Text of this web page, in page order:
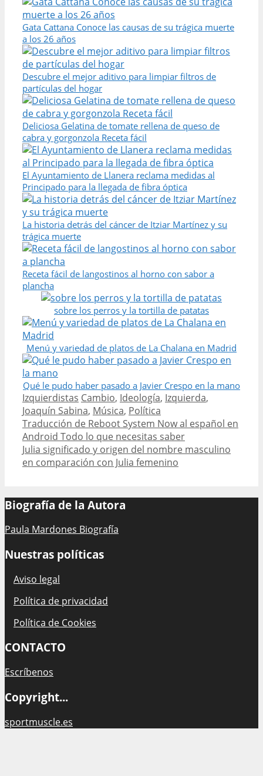
Gata Cattana Conoce las causas de su trágica muerte
a los 26 años
Descubre el mejor aditivo para limpiar filtros de
partículas del hogar
Deliciosa Gelatina de tomate rellena de queso de
cabra y gorgonzola Receta fácil
El Ayuntamiento de Llanera reclama medidas al
Principado para la llegada de fibra óptica
La historia detrás del cáncer de Itziar Martínez y su
trágica muerte
Receta fácil de langostinos al horno con sabor a
plancha
sobre los perros y la tortilla de patatas
Menú y variedad de platos de La Chalana en Madrid
Qué le pudo haber pasado a Javier Crespo en la mano
Categories
Izquierdistas Tags
Cambio, Ideología, Izquierda,
Joaquín Sabina, Música, Política
Post
navigation
Traducción de Reboot System Now al español en
Android Todo lo que necesitas saber
Julia significado y origen del nombre masculino
en comparación con Julia femenino
Biografía de la Autora
Paula Mardones Biografía
Nuestras políticas
Aviso legal
Política de privacidad
Política de Cookies
CONTACTO
Escríbenos
Copyright...
sportmuscle.es